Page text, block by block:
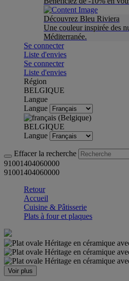
Découvrez Bleu Riviera
Une couleur inspirée des
Méditerranée.
Se connecter
Liste d'envies
Se connecter
Liste d'envies
Région
BELGIQUE
Langue
Langue
BELGIQUE
Langue
Effacer la recherche
91001404060000
91001404060000
Retour
Accueil
Cuisine & Pâtisserie
Plats à four et plaques
Voir plus